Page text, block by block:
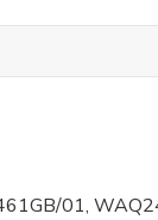
01,